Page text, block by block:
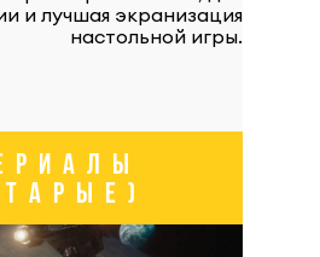
и лучшая экранизация
настольной игры.